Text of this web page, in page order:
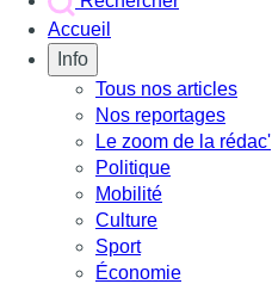
Accueil
Info
Tous nos articles
Nos reportages
Le zoom de la rédac'
Politique
Mobilité
Culture
Sport
Économie